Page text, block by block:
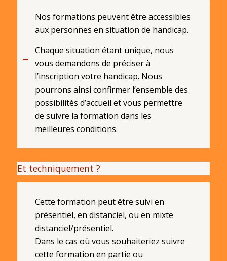
Nos formations peuvent être accessibles
aux personnes en situation de handicap.
Chaque situation étant unique, nous
vous demandons de préciser à
l’inscription votre handicap. Nous
pourrons ainsi confirmer l’ensemble des
possibilités d’accueil et vous permettre
de suivre la formation dans les
meilleures conditions.
Et techniquement ?
Cette formation peut être suivi en
présentiel, en distanciel, ou en mixte
distanciel/présentiel.
Dans le cas où vous souhaiteriez suivre
cette formation en partie ou